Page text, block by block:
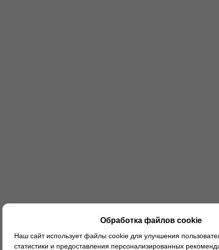
Обработка файлов cookie
Наш сайт использует файлы cookie для улучшения
статистики и предоставления персонализированных